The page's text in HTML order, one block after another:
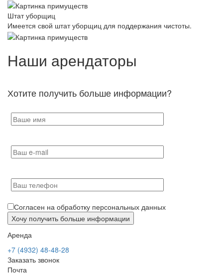
Штат уборщиц
Имеется свой штат уборщиц для поддержания чистоты.
Наши арендаторы
Хотите получить больше информации?
Согласен на обработку персональных данных
Аренда
+7 (4932) 48-48-28
Заказать звонок
Почта